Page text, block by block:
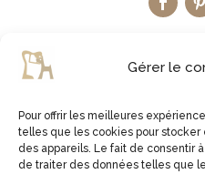
Gérer le
Pour offrir les meilleures
telles que les cookies pour
des appareils. Le fait de consentir
de traiter des données telles que
LA